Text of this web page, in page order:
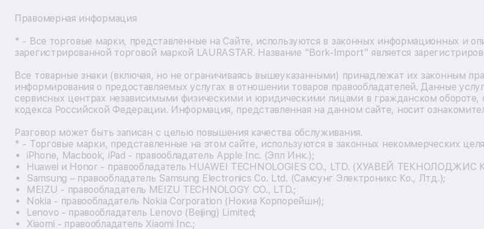
Ремонт материнских плат
Ремонт видеокарт
Ремонт vr систем
Ремонт игровых приставок
Ремонт экшн-камер
Ремонт смарт-часов
Ремонт холодильников
Ремонт стиральных машин
Ремонт пылесосов
Ремонт варочных панелей
Ремонт духовых шкафов
Ремонт кондиционеров
Ремонт кухонных комбайнов
Ремонт микроволновых печей
Правомерная информация
* - Все торговые марки, представленные на Сайте, используются в законных информационных и
зарегистрированной торговой маркой LAURASTAR. Название "Bork-Import" является
Все товарные знаки (включая, но не ограничиваясь вышеуказанными) принадлежат их законным
информирования о предоставляемых услугах в отношении товаров правообладателей. Данные
сервисных центрах независимыми физическими и юридическими лицами в гражданском обороте,
кодекса Российской Федерации. Информация, представленная на данном сайте, носит
Разговор может быть записан с целью повышения качества обслуживания.
* - Торговые марки, представленные на этом сайте, используются в законных некоммерческих
iPhone, Macbook, iPad - правообладатель Apple Inc. (Эпл Инк.);
Huawei и Honor - правообладатель HUAWEI TECHNOLOGIES CO., LTD. (ХУАВЕЙ ТЕКНОЛОДЖИС
Samsung – правообладатель Samsung Electronics Co. Ltd. (Самсунг Электроникс Ко., Лтд.);
MEIZU - правообладатель MEIZU TECHNOLOGY CO., LTD.;
Nokia - правообладатель Nokia Corporation (Нокиа Корпорейшн);
Lenovo - правообладатель Lenovo (Beijing) Limited;
Xiaomi - правообладатель Xiaomi Inc.;